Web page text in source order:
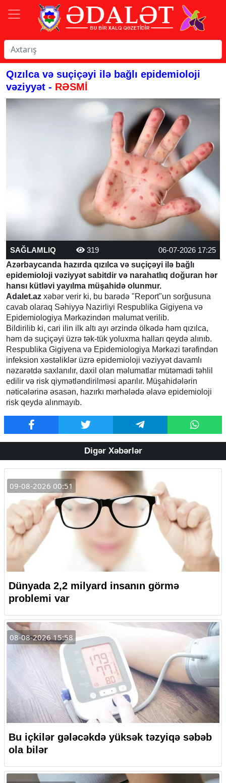
Qızılca və suçiçəyi ilə bağlı epidemioloji
vəziyyət - RƏSMİ
SAĞLAMLIQ 319
06-07-2026 17:25
Azərbaycanda hazırda qızılca və suçiçəyi ilə bağlı
epidemioloji vəziyyət sabitdir və narahatlıq doğuran hər
hansı kütləvi yayılma müşahidə olunmur.
Adalet.az xəbər verir ki, bu barədə "Report"un sorğusuna
cavab olaraq Səhiyyə Nazirliyi Respublika Gigiyena və
Epidemiologiya Mərkəzindən məlumat verilib.
Bildirilib ki, cari ilin ilk altı ayı ərzində ölkədə həm qızılca,
həm də suçiçəyi üzrə tək-tük yoluxma halları qeydə alınıb.
Respublika Gigiyena və Epidemiologiya Mərkəzi tərəfindən
infeksion xəstəliklər üzrə epidemioloji vəziyyət davamlı
nəzarətdə saxlanılır, daxil olan məlumatlar mütəmadi təhlil
edilir və risk qiymətləndirilməsi aparılır. Müşahidələrin
nəticələrinə əsasən, hazırkı mərhələdə əlavə epidemioloji
risk qeydə alınmayıb.
Digər Xəbərlər
09-08-2026 00:51
Dünyada 2,2 milyard insanın görmə
problemi var
08-08-2026 15:58
Bu içkilər gələcəkdə yüksək təzyiqə səbəb
ola bilər